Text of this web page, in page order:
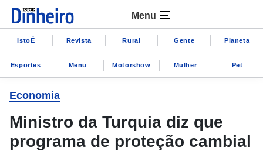
Menu
IstoÉ Revista Rural Gente Planeta
Esportes Menu Motorshow Mulher Pet
Economia
Ministro da Turquia diz que
programa de proteção cambial